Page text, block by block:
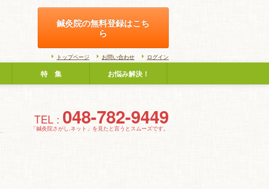
鍼灸院の無料登録はこち
ら
トップページ お問い合わせ ログイン
特 集 お悩み解決！
TEL : 048-782-9449
「鍼灸院さがし.ネット」を見たと言うとスムーズです。